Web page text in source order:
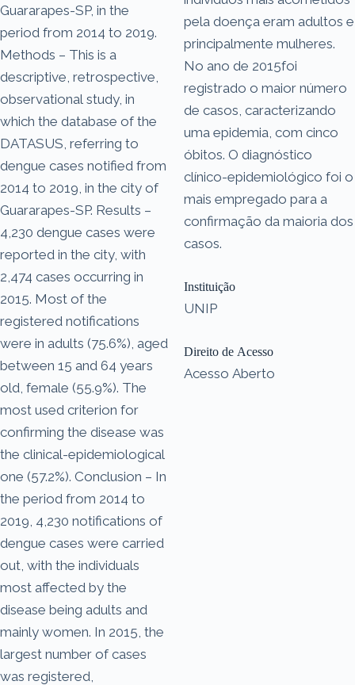
Guararapes-SP, in the
period from 2014 to 2019.
Methods – This is a
descriptive, retrospective,
observational study, in
which the database of the
DATASUS, referring to
dengue cases notified from
2014 to 2019, in the city of
Guararapes-SP. Results –
4,230 dengue cases were
reported in the city, with
2,474 cases occurring in
2015. Most of the
registered notifications
were in adults (75.6%), aged
between 15 and 64 years
old, female (55.9%). The
most used criterion for
confirming the disease was
the clinical-epidemiological
one (57.2%). Conclusion – In
the period from 2014 to
2019, 4,230 notifications of
dengue cases were carried
out, with the individuals
most affected by the
disease being adults and
mainly women. In 2015, the
largest number of cases
was registered,
pela doença eram adultos e
principalmente mulheres.
No ano de 2015foi
registrado o maior número
de casos, caracterizando
uma epidemia, com cinco
óbitos. O diagnóstico
clínico-epidemiológico foi o
mais empregado para a
confirmação da maioria dos
casos.
Instituição
UNIP
Direito de Acesso
Acesso Aberto